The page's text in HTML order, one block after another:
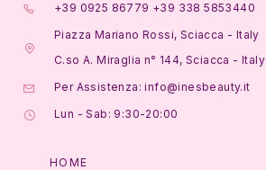
+39 0925 86779 +39 338 5853440
Piazza Mariano Rossi, Sciacca - Italy
C.so A. Miraglia n° 144, Sciacca - Italy
Per Assistenza: info@inesbeauty.it
Lun - Sab: 9:30-20:00
HOME